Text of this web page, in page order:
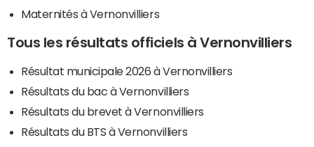
Maternités à Vernonvilliers
Tous les résultats officiels à Vernonvilliers
Résultat municipale 2026 à Vernonvilliers
Résultats du bac à Vernonvilliers
Résultats du brevet à Vernonvilliers
Résultats du BTS à Vernonvilliers